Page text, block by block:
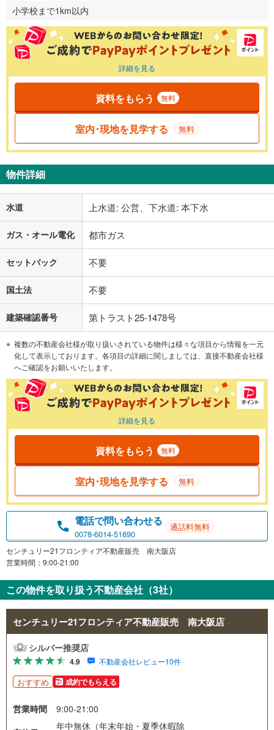
小学校まで1km以内
詳細を見る
資料をもらう 無料
室内･現地を見学する 無料
物件詳細
水道 上水道: 公営、下水道: 本下水
ガス・オール電化 都市ガス
セットバック 不要
国土法 不要
建築確認番号 第トラスト25-1478号
複数の不動産会社様が取り扱いされている物件は様々な項目から情報を一元
化して表示しております。各項目の詳細に関しましては、直接不動産会社様
へご確認をお願いいたします。
詳細を見る
資料をもらう 無料
室内･現地を見学する 無料
電話で問い合わせる
0078-6014-51690
通話料無料
センチュリー21フロンティア不動産販売 南大阪店
営業時間：9:00-21:00
この物件を取り扱う不動産会社（3社）
センチュリー21フロンティア不動産販売 南大阪店
シルバー推奨店
4.9 不動産会社レビュー10件
おすすめ 成約でもらえる
営業時間
9:00-21:00
年中無休（年末年始・夏季休暇除